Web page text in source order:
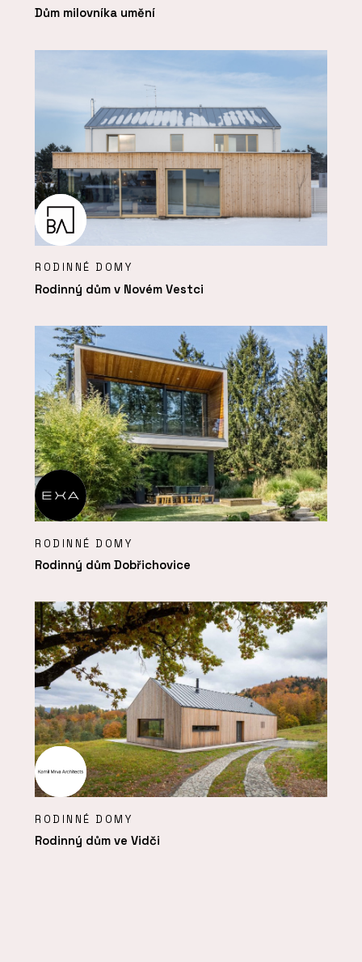
Dům milovníka umění
RODINNÉ DOMY
Rodinný dům v Novém Vestci
RODINNÉ DOMY
Rodinný dům Dobřichovice
RODINNÉ DOMY
Rodinný dům ve Vidči